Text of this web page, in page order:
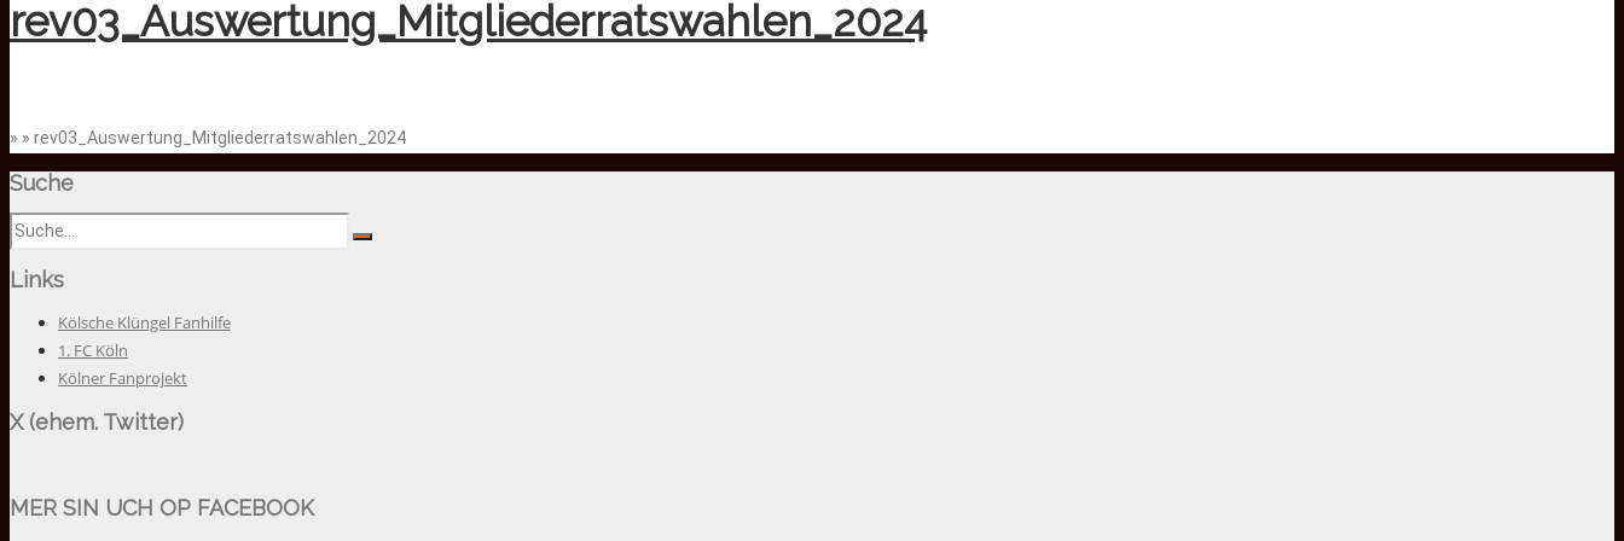
rev03_Auswertung_Mitgliederratswahlen_2024
» » rev03_Auswertung_Mitgliederratswahlen_2024
Suche
Links
Kölsche Klüngel Fanhilfe
1. FC Köln
Kölner Fanprojekt
X (ehem. Twitter)
MER SIN UCH OP FACEBOOK